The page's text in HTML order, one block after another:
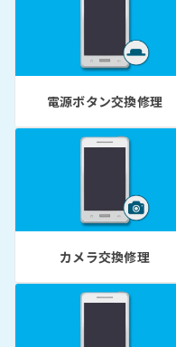
電源ボタン交換修理
カメラ交換修理